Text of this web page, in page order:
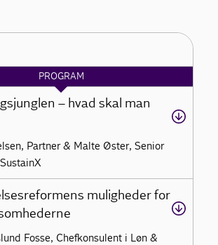
PROGRAM
– hvad skal man
Partner & Malte Øster, Senior
muligheder for
Fosse, Chefkonsulent i Løn &